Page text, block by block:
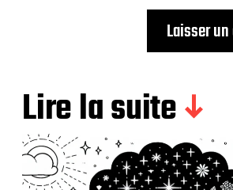
Lire la suite